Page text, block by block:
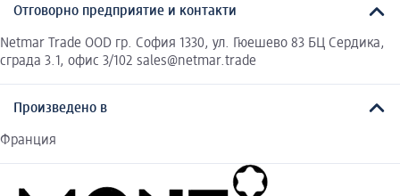
Отговорно предприятие и контакти
Netmar Trade OOD гр. София 1330, ул. Гюешево 83 БЦ Сердика,
сграда 3.1, офис 3/102 sales@netmar.trade
Произведено в
Франция